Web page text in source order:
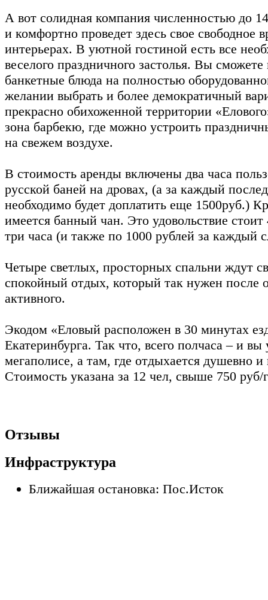
А вот солидная компания численностью до
и комфортно проведет здесь свое свободное
интерьерах. В уютной гостиной есть все
веселого праздничного застолья. Вы сможете
банкетные блюда на полностью
желании выбрать и более демократичный
прекрасно обихоженной территории
зона барбекю, где можно устроить
на свежем воздухе.
В стоимость аренды включены два часа
русской баней на дровах, (а за каждый
необходимо будет доплатить еще 1500руб.)
имеется банный чан. Это удовольствие стоит
три часа (и также по 1000 рублей за каждый
Четыре светлых, просторных спальни ждут
спокойный отдых, который так нужен после
активного.
Экодом «Еловый расположен в 30 минутах
Екатеринбурга. Так что, всего полчаса – и вы
мегаполисе, а там, где отдыхается душевно
Стоимость указана за 12 чел, свыше 750 руб/
Отзывы
Инфраструктура
Ближайшая остановка: Пос.Исток